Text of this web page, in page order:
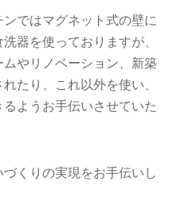
ではマグネット式の壁に
器を使っておりますが、
やリノベーション、新築
たり、これ以外を使い、
ようお手伝いさせていた
くりの実現をお手伝いし